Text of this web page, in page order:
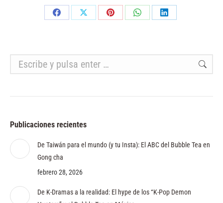
Share
Share
Share
Share
Share
Buscar:
Publicaciones recientes
De Taiwán para el mundo (y tu Insta): El ABC del Bubble Tea en
Gong cha
febrero 28, 2026
De K-Dramas a la realidad: El hype de los “K-Pop Demon